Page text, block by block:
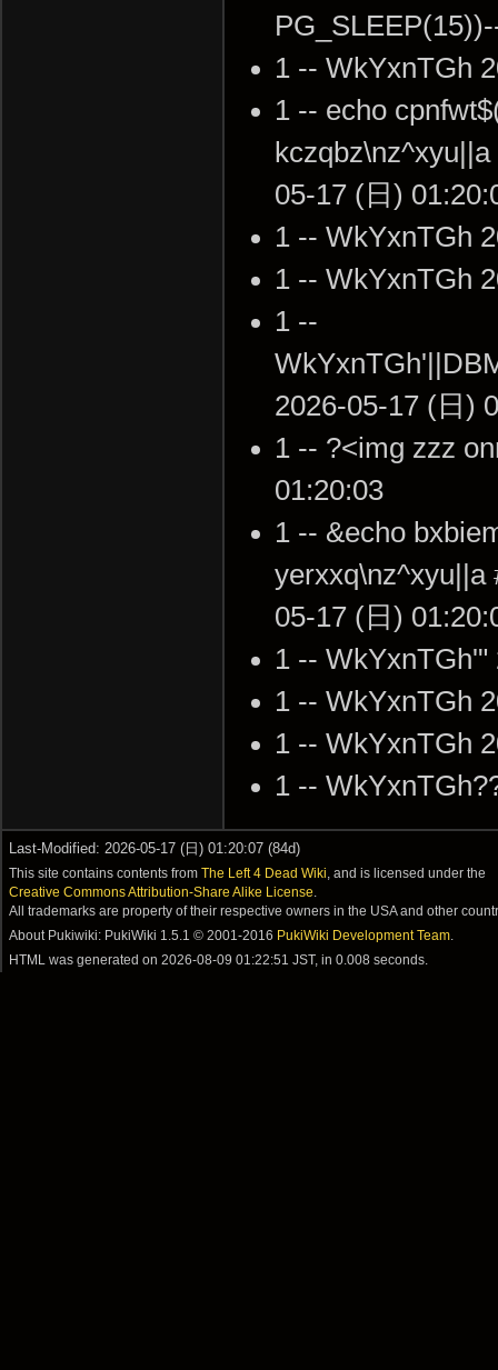
1 -- WkYxnTGh
1 -- echo
05-17 (日)
1 -- WkYxnTGh
1 -- WkYxnTGh
1 --
2026-05-17 (日)
1 -- ?<img zzz
01:20:03
1 -- &echo
yerxxq\nz^xyu||a
05-17 (日)
1 --
1 -- WkYxnTGh
1 -- WkYxnTGh
1 --
Last-Modified: 2026-05-17 (日) 01:20:07 (84d)
This site contains contents fromThe Left 4 Dead Wiki , and is licensed under the
Creative Commons Attribution-Share Alike License
All trademarks are property of their respective owners in the USA and other
About Pukiwiki: PukiWiki 1.5.1 © 2001-2016 PukiWiki Development Team
HTML was generated on2026-08-09 01:22:51 JST, in 0.008 seconds.